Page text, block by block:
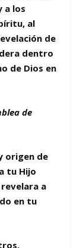
a los
al
de
dentro
de Dios en
de
origen de
tu Hijo
a
en tu